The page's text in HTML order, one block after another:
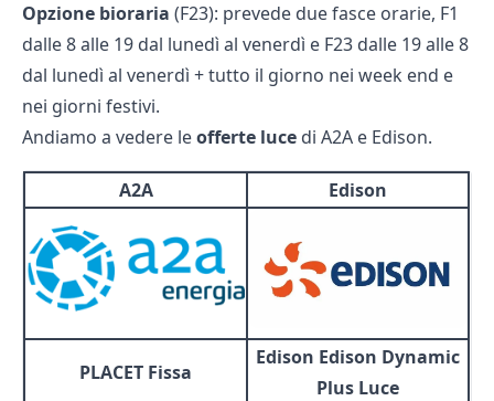
Opzione bioraria (F23): prevede due fasce orarie, F1
dalle 8 alle 19 dal lunedì al venerdì e F23 dalle 19 alle 8
dal lunedì al venerdì + tutto il giorno nei week end e
nei giorni festivi.
Andiamo a vedere leofferte luce di A2A e Edison.
A2A Edison
PLACET Fissa
Edison Edison Dynamic
Plus Luce